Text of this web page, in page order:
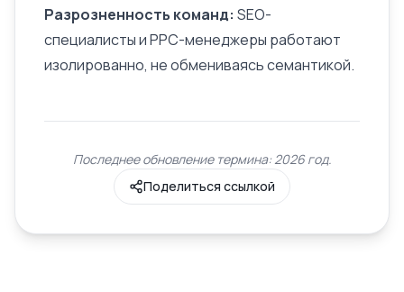
Разрозненность команд: SEO-
специалисты и PPC-менеджеры работают
изолированно, не обмениваясь семантикой.
Последнее обновление термина: 2026 год.
Поделиться ссылкой